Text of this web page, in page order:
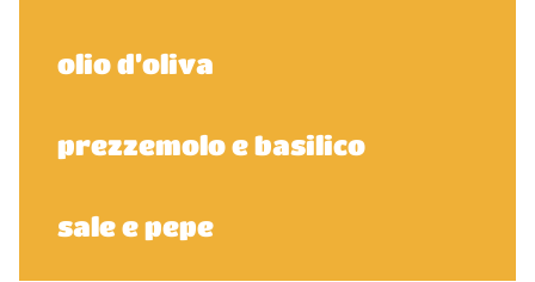
olio d’oliva
prezzemolo e basilico
sale e pepe